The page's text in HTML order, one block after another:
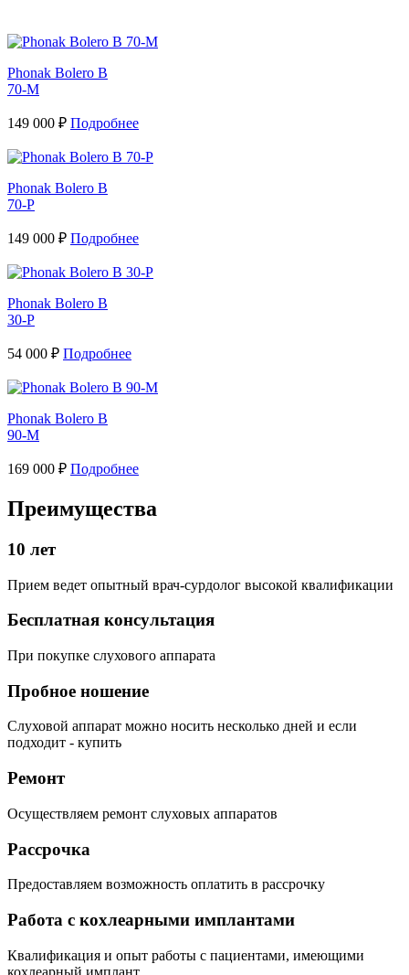
Phonak Bolero B
70-M
149 000 ₽ Подробнее
Phonak Bolero B
70-P
149 000 ₽ Подробнее
Phonak Bolero B
30-P
54 000 ₽ Подробнее
Phonak Bolero B
90-M
169 000 ₽ Подробнее
Преимущества
10 лет
Прием ведет опытный врач-сурдолог высокой квалификации
Бесплатная консультация
При покупке слухового аппарата
Пробное ношение
Слуховой аппарат можно носить несколько дней и если
подходит - купить
Ремонт
Осуществляем ремонт слуховых аппаратов
Рассрочка
Предоставляем возможность оплатить в рассрочку
Работа с кохлеарными имплантами
Квалификация и опыт работы с пациентами, имеющими
кохлеарный имплант